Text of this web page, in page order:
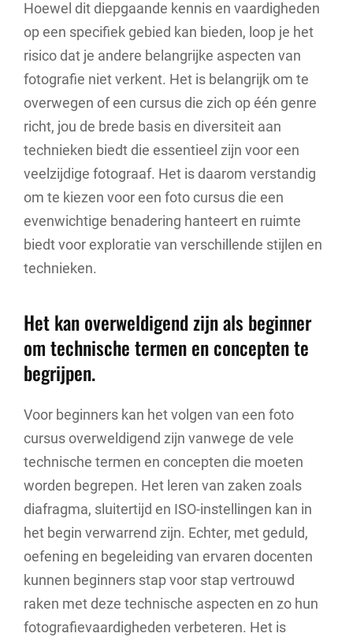
Hoewel dit diepgaande kennis en vaardigheden
op een specifiek gebied kan bieden, loop je het
risico dat je andere belangrijke aspecten van
fotografie niet verkent. Het is belangrijk om te
overwegen of een cursus die zich op één genre
richt, jou de brede basis en diversiteit aan
technieken biedt die essentieel zijn voor een
veelzijdige fotograaf. Het is daarom verstandig
om te kiezen voor een foto cursus die een
evenwichtige benadering hanteert en ruimte
biedt voor exploratie van verschillende stijlen en
technieken.
Het kan overweldigend zijn als beginner
om technische termen en concepten te
begrijpen.
Voor beginners kan het volgen van een foto
cursus overweldigend zijn vanwege de vele
technische termen en concepten die moeten
worden begrepen. Het leren van zaken zoals
diafragma, sluitertijd en ISO-instellingen kan in
het begin verwarrend zijn. Echter, met geduld,
oefening en begeleiding van ervaren docenten
kunnen beginners stap voor stap vertrouwd
raken met deze technische aspecten en zo hun
fotografievaardigheden verbeteren. Het is